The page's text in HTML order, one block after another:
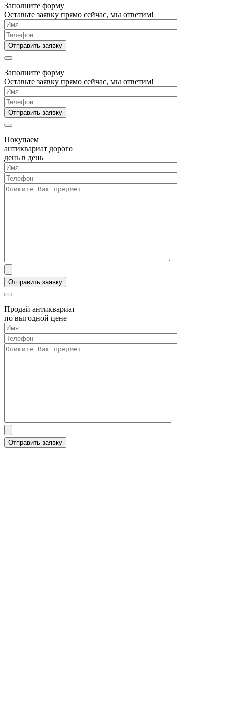
Заполните форму
Оставьте заявку прямо сейчас, мы ответим!
Заполните форму
Оставьте заявку прямо сейчас, мы ответим!
Покупаем
антиквариат дорого
день в день
Продай антиквариат
по выгодной цене